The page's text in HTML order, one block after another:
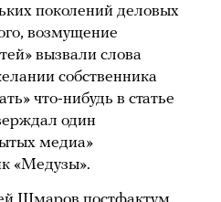
поколений деловых
возмущение
вызвали слова
собственника
что-нибудь в статье
один
медиа»
«Медузы».